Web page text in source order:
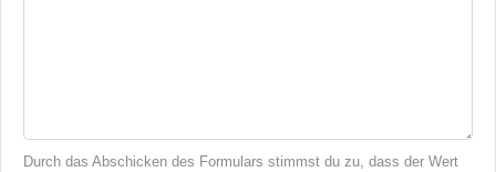
Durch das Abschicken des Formulars stimmst du zu, dass der Wert